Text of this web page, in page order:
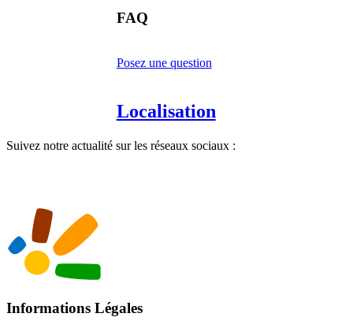
FAQ
Posez une question
Localisation
Suivez notre actualité sur les réseaux sociaux :
Informations Légales